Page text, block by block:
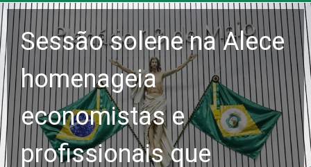
Sessão solene na Alece
homenageia
economistas e
profissionais que